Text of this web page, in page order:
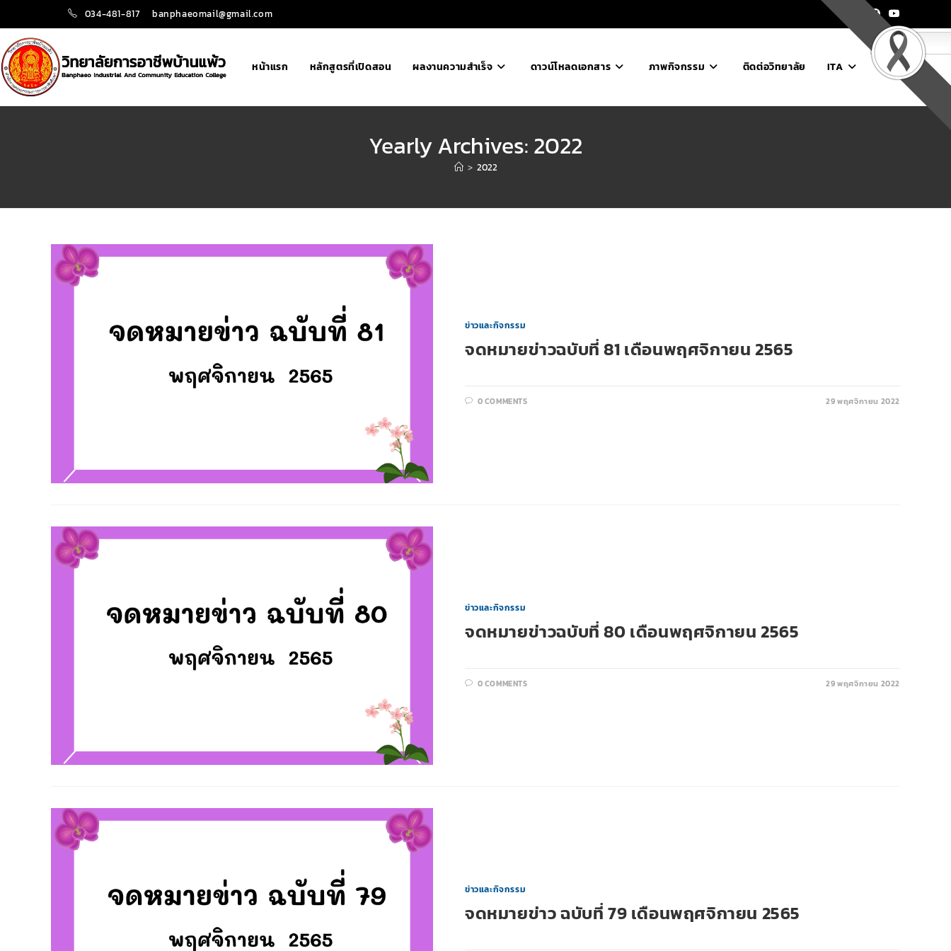
034-481-817 banphaeomail@gmail.com
หน้าแรก หลักสูตรที่เปิดสอน ผลงานความสำเร็จ ดาวน์โหลดเอกสาร ภาพกิจกรรม ติดต่อวิทยาลัย ITA
ไทย
Yearly Archives: 2022
> 2022
ข่าวและกิจกรรม
จดหมายข่าวฉบับที่ 81 เดือนพฤศจิกายน 2565
0 COMMENTS 29 พฤศจิกายน 2022
ข่าวและกิจกรรม
จดหมายข่าวฉบับที่ 80 เดือนพฤศจิกายน 2565
0 COMMENTS 29 พฤศจิกายน 2022
ข่าวและกิจกรรม
จดหมายข่าว ฉบับที่ 79 เดือนพฤศจิกายน 2565